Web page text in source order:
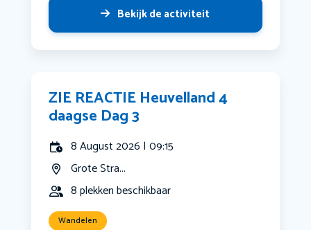
Bekijk de activiteit
ZIE REACTIE Heuvelland 4
daagse Dag 3
8 August 2026 | 09:15
Grote Stra...
8 plekken beschikbaar
Wandelen